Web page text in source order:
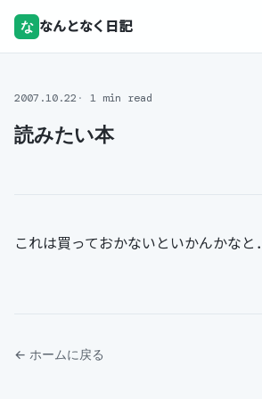
な なんとなく日記
2007.10.22 1 min read
読みたい本
これは買っておかないといかんかなと．
← ホームに戻る